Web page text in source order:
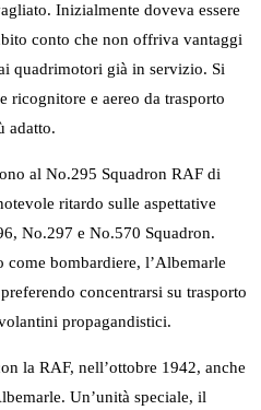
Inizialmente doveva essere
conto che non offriva vantaggi
quadrimotori già in servizio. Si
ricognitore e aereo da trasporto
adatto.
al No.295 Squadron RAF di
ritardo sulle aspettative
No.297 e No.570 Squadron.
come bombardiere, l’Albemarle
concentrarsi su trasporto
propagandistici.
la RAF, nell’ottobre 1942, anche
Un’unità speciale, il